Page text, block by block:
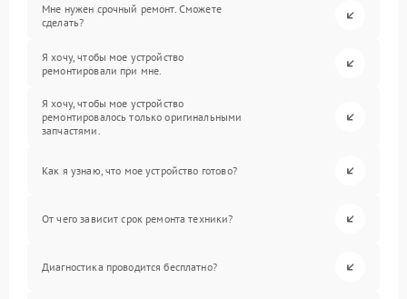
Мне нужен срочный ремонт. Сможете
сделать?
Я хочу, чтобы мое устройство
ремонтировали при мне.
Я хочу, чтобы мое устройство
ремонтировалось только оригинальными
запчастями.
Как я узнаю, что мое устройство готово?
От чего зависит срок ремонта техники?
Диагностика проводится бесплатно?